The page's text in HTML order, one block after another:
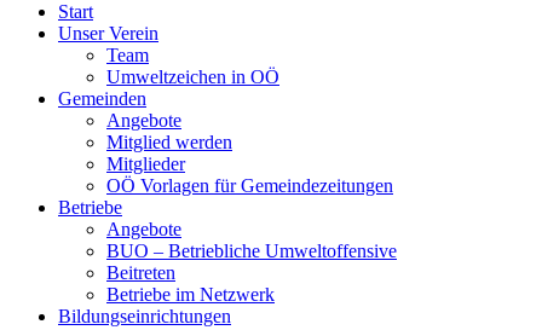
Start
Unser Verein
Team
Umweltzeichen in OÖ
Gemeinden
Angebote
Mitglied werden
Mitglieder
OÖ Vorlagen für Gemeindezeitungen
Betriebe
Angebote
BUO – Betriebliche Umweltoffensive
Beitreten
Betriebe im Netzwerk
Bildungseinrichtungen